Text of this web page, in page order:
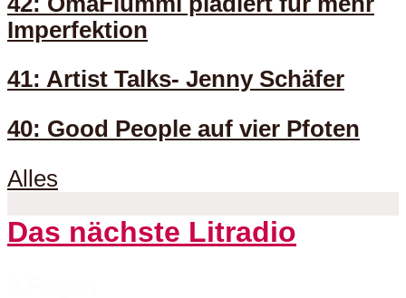
Imperfektion
41: Artist Talks- Jenny Schäfer
40: Good People auf vier Pfoten
Alles
Das nächste Litradio